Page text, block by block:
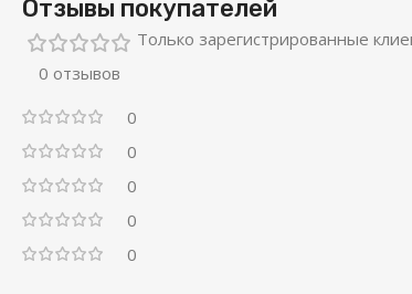
Отзывы покупателей
0 отзывов
0
0
0
0
0
Только зарегистрированные